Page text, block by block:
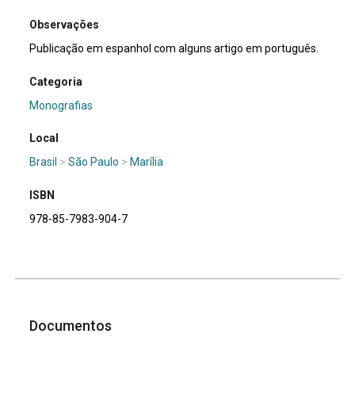
Observações
Publicação em espanhol com alguns artigo em português.
Categoria
Monografias
Local
Brasil >São Paulo > Marília
ISBN
978-85-7983-904-7
Documentos